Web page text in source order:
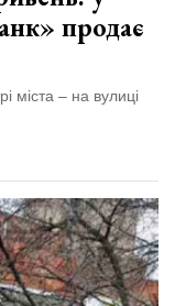
продає
міста – на вулиці